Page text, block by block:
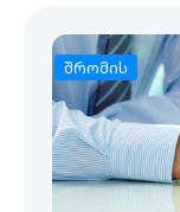
შრომის